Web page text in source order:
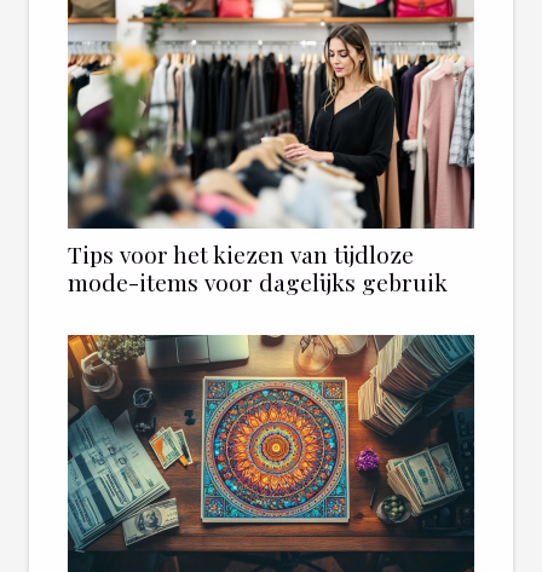
Tips voor het kiezen van tijdloze
mode-items voor dagelijks gebruik